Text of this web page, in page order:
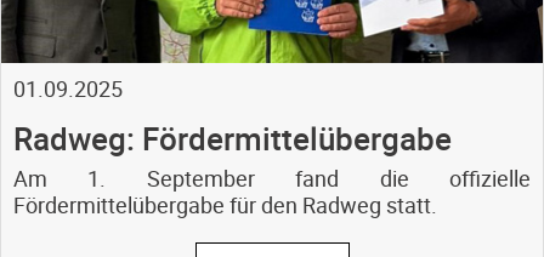
01.09.2025
Radweg: Fördermittelübergabe
Am 1. September fand die offizielle
Fördermittelübergabe für den Radweg statt.